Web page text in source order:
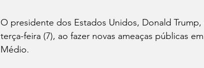
O presidente dos Estados Unidos, Donald
terça-feira (7), ao fazer novas ameaças públicas
Médio.